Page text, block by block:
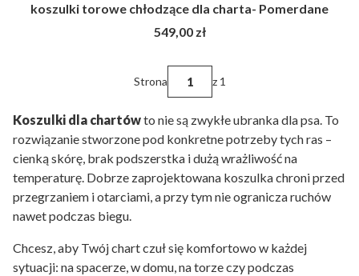
koszulki torowe chłodzące dla charta- Pomerdane
Cena
549,00 zł
Strona z 1
Koszulki dla chartówto nie są zwykłe ubranka dla psa. To
rozwiązanie stworzone pod konkretne potrzeby tych ras –
cienką skórę, brak podszerstka i dużą wrażliwość na
temperaturę. Dobrze zaprojektowana koszulka chroni przed
przegrzaniem i otarciami, a przy tym nie ogranicza ruchów
nawet podczas biegu.
Chcesz, aby Twój chart czuł się komfortowo w każdej
sytuacji: na spacerze, w domu, na torze czy podczas